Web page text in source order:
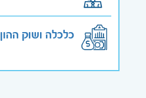
כלכלה ושוק ההון